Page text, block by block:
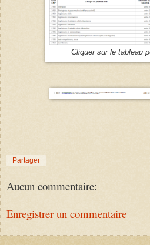
Cliquer sur le tableau
Partager
Aucun commentaire:
Enregistrer un commentaire